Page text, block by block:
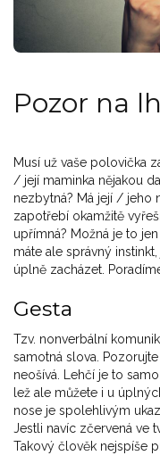
Pozor na
Musí už vaše polovička
/ její maminka nějakou
nezbytná? Má její / jeho
zapotřebí okamžitě
upřímná? Možná je to
máte ale správný
úplně zacházet.
Gesta
Tzv. nonverbální
samotná slova.
neošívá. Lehčí je to
lež ale můžete i u
nose je spolehlivým
Jestli navíc zčervená ve
Takový člověk nejspíše